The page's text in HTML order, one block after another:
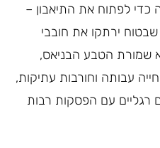
לפתוח את התיאבון –
ירתקו את חובבי
הטבע הבניאס,
עבותה וחורבות עתיקות,
רגליים עם הפסקות רבות